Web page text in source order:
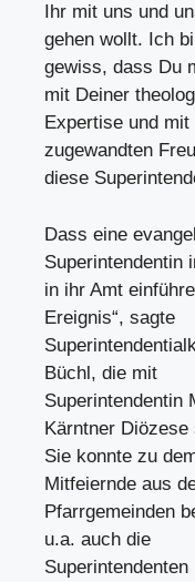
Ihr mit uns und
gehen wollt. Ich
gewiss, dass Du
mit Deiner
Expertise und
zugewandten
diese
Dass eine
Superintendentin
in ihr Amt
Ereignis“, sagte
Büchl, die mit
Superintendentin
Kärntner Diözese
Sie konnte zu
Mitfeiernde aus
Pfarrgemeinden
u.a. auch die
Superintendenten